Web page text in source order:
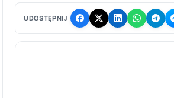
UDOSTĘPNIJ